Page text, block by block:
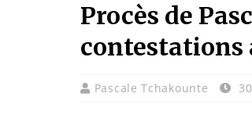
Procès de
contestations
Pascale Tchakounte